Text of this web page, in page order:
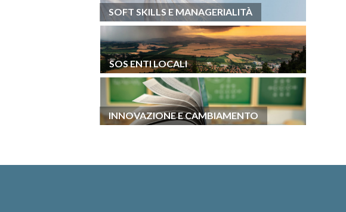
SOFT SKILLS E MANAGERIALITÀ
SOS ENTI LOCALI
INNOVAZIONE E CAMBIAMENTO